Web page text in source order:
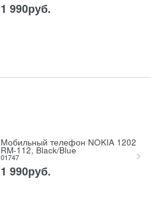
1 990руб.
Мобильный телефон NOKIA 1202
RM-112, Black/Blue
01747
1 990руб.